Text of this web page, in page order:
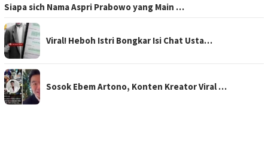
Siapa sich Nama Aspri Prabowo yang Main …
Viral! Heboh Istri Bongkar Isi Chat Usta…
Sosok Ebem Artono, Konten Kreator Viral …